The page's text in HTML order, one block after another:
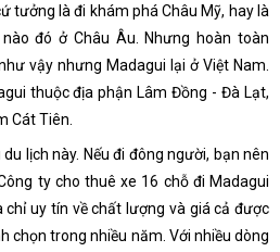
tưởng là đi khám phá Châu Mỹ, hay là
đó ở Châu Âu. Nhưng hoàn toàn
vậy nhưng Madagui lại ở Việt Nam.
thuộc địa phận Lâm Đồng - Đà Lạt,
Cát Tiên.
lịch này. Nếu đi đông người, bạn nên
ty cho thuê xe 16 chỗ đi Madagui
chỉ uy tín về chất lượng và giá cả được
chọn trong nhiều năm. Với nhiều dòng